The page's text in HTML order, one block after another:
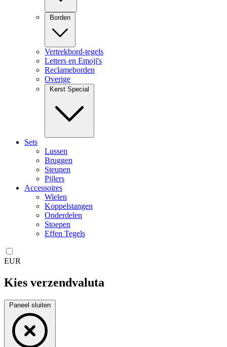
Borden
Vertrekbord-tegels
Letters en Emoji's
Reclameborden
Overige
Kerst Special
Sets
Lussen
Bruggen
Steunen
Pijlers
Accessoires
Wielen
Koppelstangen
Onderdelen
Stoepen
Effen Tegels
EUR
Kies verzendvaluta
Paneel sluiten